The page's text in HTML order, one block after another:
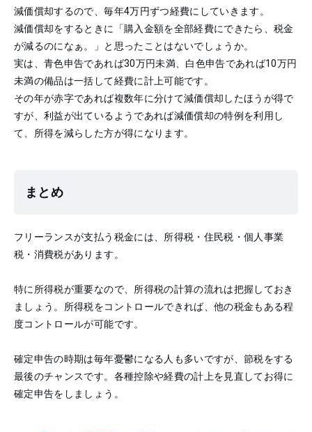
減価償却するので、毎年4万円ずつ経費にしていきます。
減価償却をするときに「購入金額を全部経費にできたら、税金
が減るのになぁ。」と思ったことはないでしょうか。
実は、青色申告であれば30万円未満、白色申告であれば10万円
未満の備品は一括して経費に計上可能です。
その年が赤字であれば複数年に分けて減価償却したほうが得で
すが、利益が出ているようであれば減価償却の特例を利用し
て、所得を減らした方が得になります。
まとめ
フリーランスが支払う税金には、所得税・住民税・個人事業
税・消費税があります。
特に所得税が重要なので、所得税の計算の流れは把握しておき
ましょう。所得税をコントロールできれば、他の税金もある程
度コントロールが可能です。
確定申告の時期は毎年憂鬱になる人も多いですが、節税をする
最後のチャンスです。各種控除や経費の計上を見直してお得に
確定申告をしましょう。